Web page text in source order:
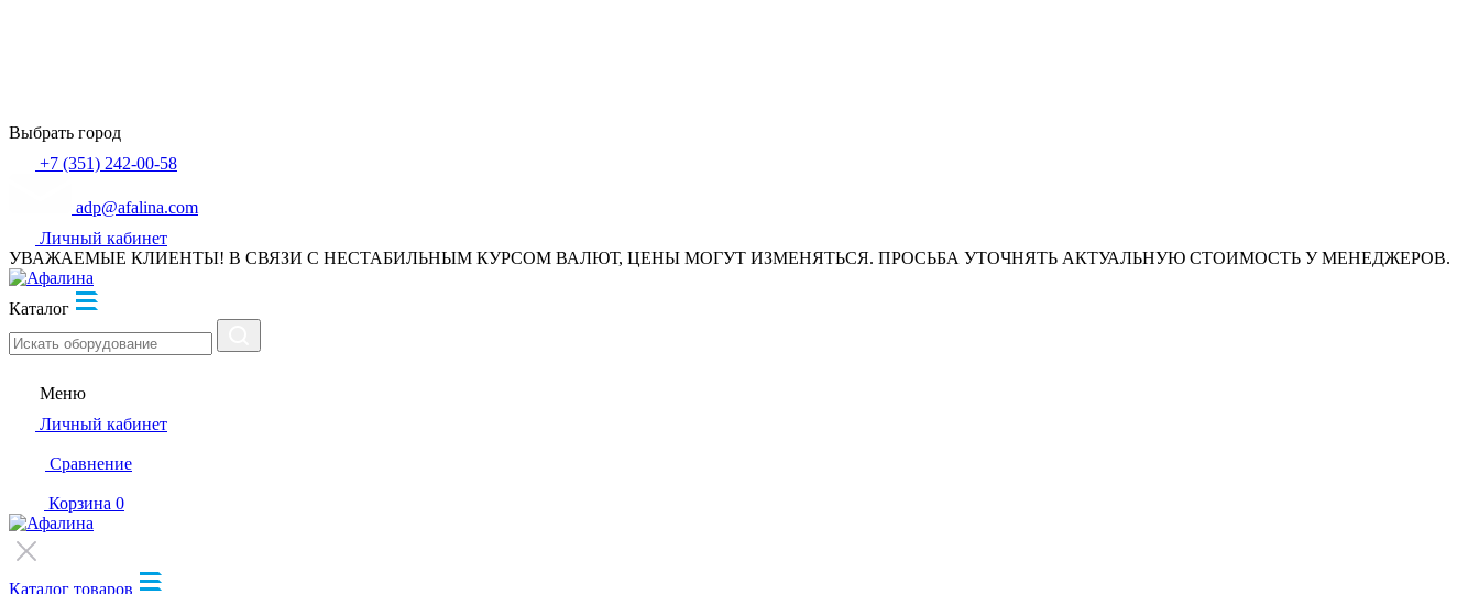
Выбрать город
+7 (351) 242-00-58
adp@afalina.com
Личный кабинет
УВАЖАЕМЫЕ КЛИЕНТЫ! В СВЯЗИ С НЕСТАБИЛЬНЫМ КУРСОМ ВАЛЮТ, ЦЕНЫ МОГУТ ИЗМЕНЯТЬСЯ. ПРОСЬБА УТОЧНЯТЬ АКТУАЛЬНУЮ СТОИМОСТЬ У МЕНЕДЖЕРОВ.
Каталог
Меню
Личный кабинет
Сравнение
Корзина 0
Каталог товаров